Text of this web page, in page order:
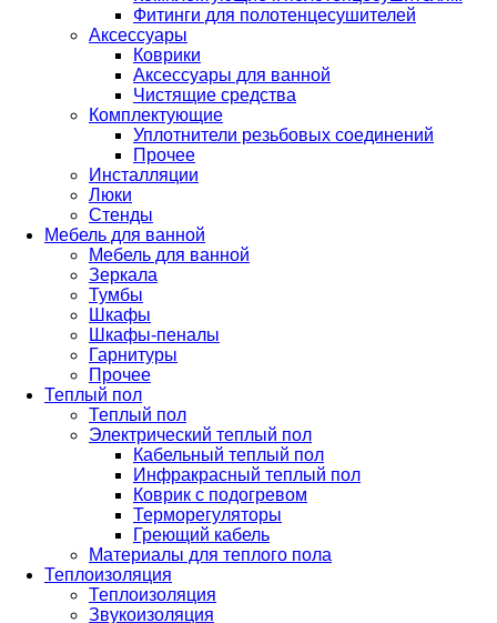
Фитинги для полотенцесушителей
Аксессуары
Коврики
Аксессуары для ванной
Чистящие средства
Комплектующие
Уплотнители резьбовых соединений
Прочее
Инсталляции
Люки
Стенды
Мебель для ванной
Мебель для ванной
Зеркала
Тумбы
Шкафы
Шкафы-пеналы
Гарнитуры
Прочее
Теплый пол
Теплый пол
Электрический теплый пол
Кабельный теплый пол
Инфракрасный теплый пол
Коврик с подогревом
Терморегуляторы
Греющий кабель
Материалы для теплого пола
Теплоизоляция
Теплоизоляция
Звукоизоляция